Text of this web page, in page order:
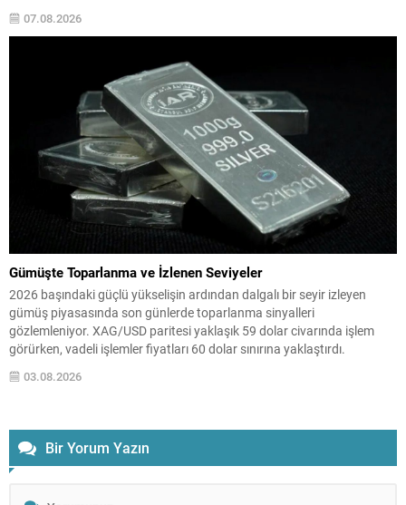
tamamlamıştı; ancak yeni güne alımlarla başladı ve saat...
07.08.2026
Gümüşte Toparlanma ve İzlenen Seviyeler
2026 başındaki güçlü yükselişin ardından dalgalı bir seyir izleyen
gümüş piyasasında son günlerde toparlanma sinyalleri
gözlemleniyor. XAG/USD paritesi yaklaşık 59 dolar civarında işlem
görürken, vadeli işlemler fiyatları 60 dolar sınırına yaklaştırdı.
Piyasalarda iki yönlü etki öne çıkıyor: jeopolitik risklerin hafiflemesi ve
finansal koşullardaki yumuşama, kıymetli metallerin cazibesini artırdı.
03.08.2026
Bir Yorum Yazın